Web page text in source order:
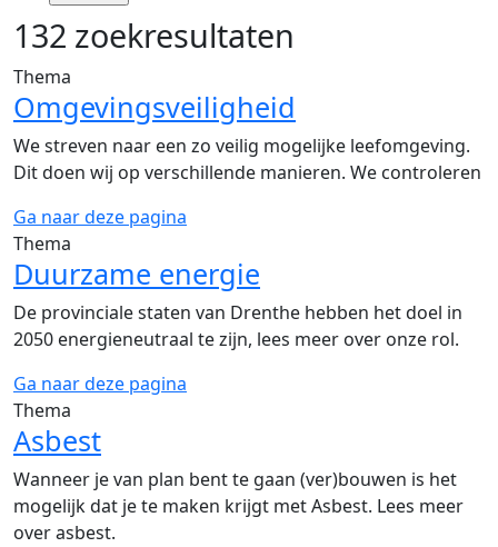
132 zoekresultaten
Thema
Omgevingsveiligheid
We streven naar een zo veilig mogelijke leefomgeving.
Dit doen wij op verschillende manieren. We controleren
Ga naar deze pagina
Thema
Duurzame energie
De provinciale staten van Drenthe hebben het doel in
2050 energieneutraal te zijn, lees meer over onze rol.
Ga naar deze pagina
Thema
Asbest
Wanneer je van plan bent te gaan (ver)bouwen is het
mogelijk dat je te maken krijgt met Asbest. Lees meer
over asbest.